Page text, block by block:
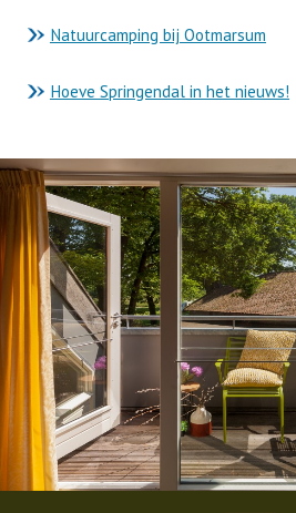
Natuurcamping bij Ootmarsum
Hoeve Springendal in het nieuws!